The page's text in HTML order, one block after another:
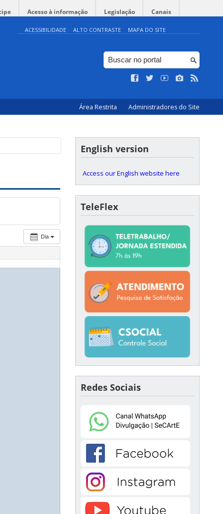
Acesso à informação Legislação Canais
ACESSIBILIDADE ALTO CONTRASTE MAPA DO SITE
Área Restrita Administradores do Site
Dia
English version
Access our English website here
TeleFlex
Redes Sociais